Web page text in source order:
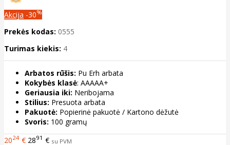
Akcija -30%
Prekės kodas: 0555
Turimas kiekis: 4
Arbatos rūšis: Pu Erh arbata
Kokybės klasė: AAAAA+
Geriausia iki: Neribojama
Stilius: Presuota arbata
Pakuotė: Popierinė pakuotė / Kartono dėžutė
Svoris: 100 gramų
2024 € 2891 € su PVM